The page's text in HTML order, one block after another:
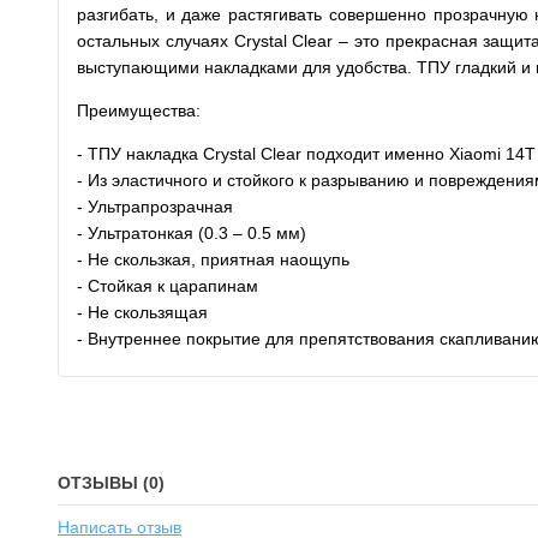
разгибать, и даже растягивать совершенно
остальных случаях Crystal Clear – это прекрасная
выступающими накладками для удобства. ТПУ гладкий и
Преимущества:
- ТПУ накладка Crystal Clear подходит именно Xiaomi 14T
- Из эластичного и стойкого к разрыванию и
- Ультрапрозрачная
- Ультратонкая (0.3 – 0.5 мм)
- Не скользкая, приятная наощупь
- Стойкая к царапинам
- Не скользящая
- Внутреннее покрытие для препятствования
ОТЗЫВЫ (0)
Написать отзыв